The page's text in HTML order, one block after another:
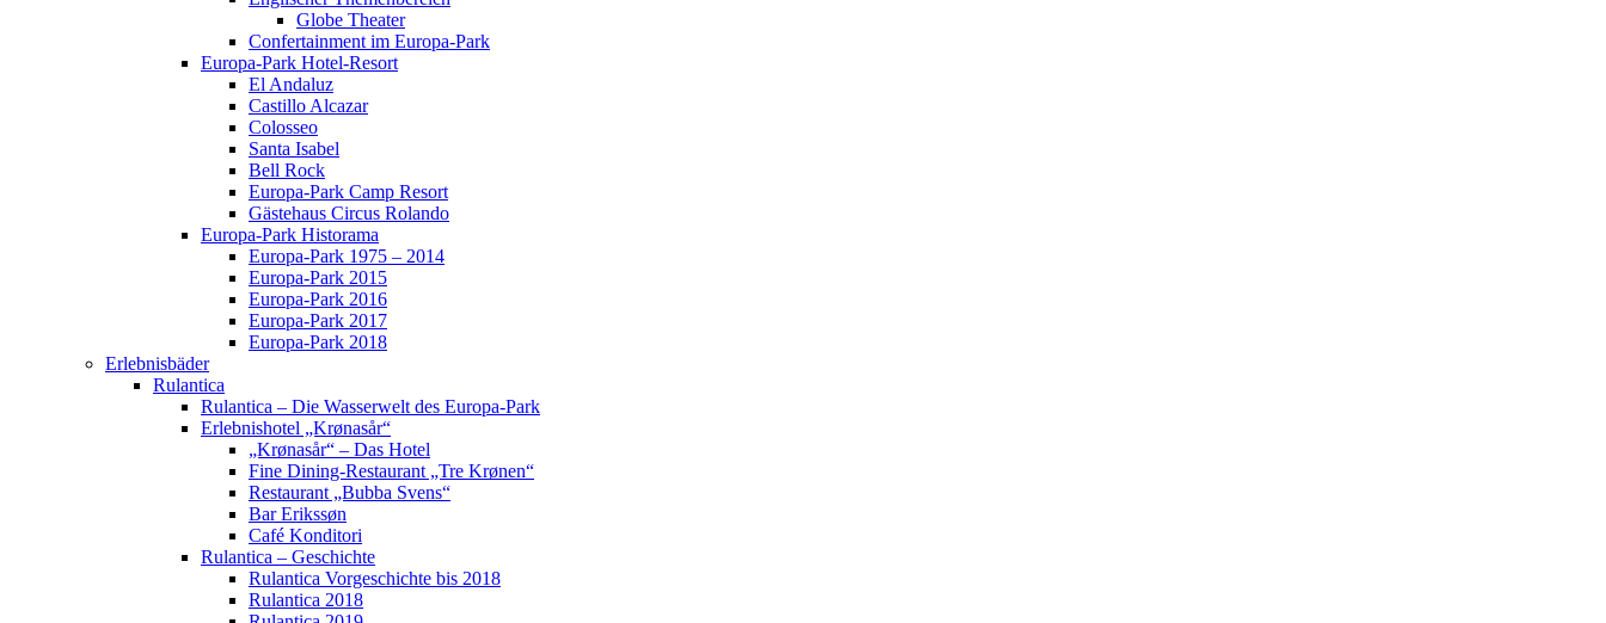
Globe Theater
Confertainment im Europa-Park
Europa-Park Hotel-Resort
El Andaluz
Castillo Alcazar
Colosseo
Santa Isabel
Bell Rock
Europa-Park Camp Resort
Gästehaus Circus Rolando
Europa-Park Historama
Europa-Park 1975 – 2014
Europa-Park 2015
Europa-Park 2016
Europa-Park 2017
Europa-Park 2018
Erlebnisbäder
Rulantica
Rulantica – Die Wasserwelt des Europa-Park
Erlebnishotel „Krønasår“
„Krønasår“ – Das Hotel
Fine Dining-Restaurant „Tre Krønen“
Restaurant „Bubba Svens“
Bar Erikssøn
Café Konditori
Rulantica – Geschichte
Rulantica Vorgeschichte bis 2018
Rulantica 2018